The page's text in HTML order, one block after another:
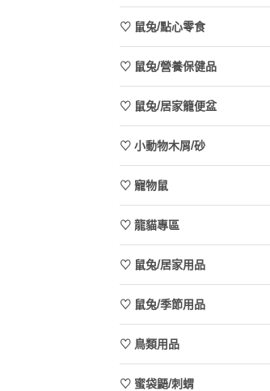
♡ 鼠兔/點心零食
♡ 鼠兔/營養保健品
♡ 鼠兔/居家籠便盆
♡ 小動物木屑/砂
♡ 寵物鼠
♡ 龍貓專區
♡ 鼠兔/居家用品
♡ 鼠兔/季節用品
♡ 鳥類用品
♡ 蜜袋鼯/刺蝟